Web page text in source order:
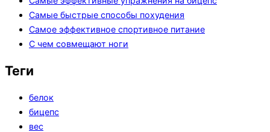
Самые быстрые способы похудения
Самое эффективное спортивное питание
С чем совмещают ноги
Теги
белок
бицепс
вес